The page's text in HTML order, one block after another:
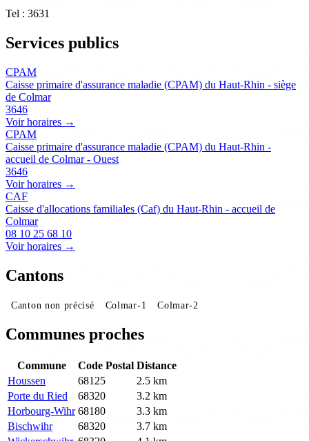
Tel : 3631
Services publics
CPAM
Caisse primaire d'assurance maladie (CPAM) du Haut-Rhin - siège
de Colmar
3646
Voir horaires →
CPAM
Caisse primaire d'assurance maladie (CPAM) du Haut-Rhin -
accueil de Colmar - Ouest
3646
Voir horaires →
CAF
Caisse d'allocations familiales (Caf) du Haut-Rhin - accueil de
Colmar
08 10 25 68 10
Voir horaires →
Cantons
Canton non précisé Colmar-1 Colmar-2
Communes proches
Commune Code Postal Distance
Houssen
68125
2.5 km
Porte du Ried
68320
3.2 km
Horbourg-Wihr 68180
3.3 km
Bischwihr
68320
3.7 km